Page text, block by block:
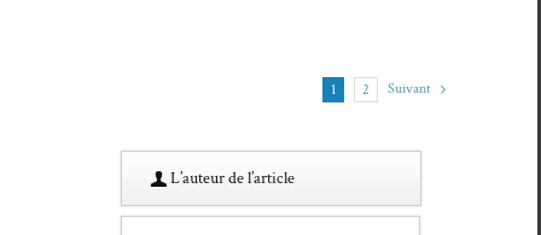
1 2 Suiv­ant
L’au­teur de l’article